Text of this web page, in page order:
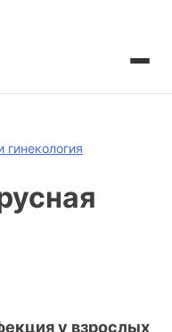
гинекология
у взрослых